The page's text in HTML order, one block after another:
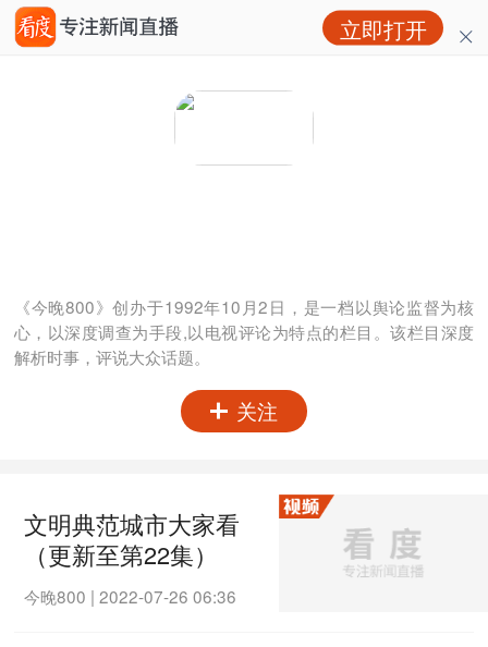
立即打开
《今晚800》创办于1992年10月2日，是一档以舆论监督为核
心，以深度调查为手段,以电视评论为特点的栏目。该栏目深度
解析时事，评说大众话题。
关注
文明典范城市大家看
（更新至第22集）
今晚800 |2022-07-26 06:36